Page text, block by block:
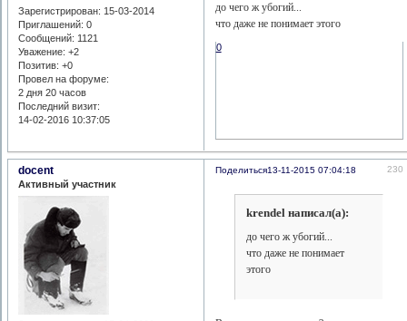
Зарегистрирован: 15-03-2014
Приглашений: 0
Сообщений: 1121
Уважение: +2
Позитив: +0
Провел на форуме:
2 дня 20 часов
Последний визит:
14-02-2016 10:37:05
до чего ж убогий...
что даже не понимает этого
0
Поделиться 230
13-11-2015 07:04:18
docent
Активный участник
krendel написал(а):
до чего ж убогий...
что даже не понимает
этого